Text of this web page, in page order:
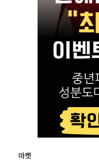
마켓